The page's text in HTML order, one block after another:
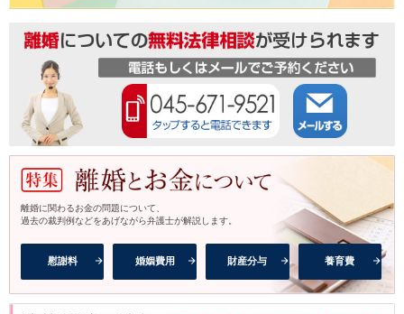
離婚に関わるお金の問題について、
過去の裁判例などをあげながら弁護士が解説します。
慰謝料 婚姻費用 財産分与 養育費